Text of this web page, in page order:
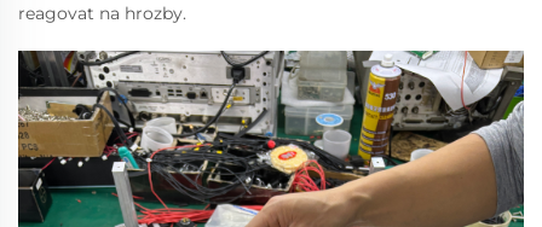
reagovat na hrozby.